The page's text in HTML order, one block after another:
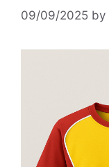
09/09/2025 by